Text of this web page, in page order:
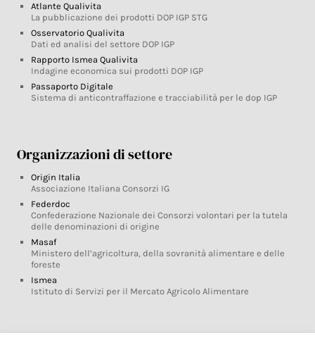
Atlante Qualivita
La pubblicazione dei prodotti DOP IGP STG
Osservatorio Qualivita
Dati ed analisi del settore DOP IGP
Rapporto Ismea Qualivita
Indagine economica sui prodotti DOP IGP
Passaporto Digitale
Sistema di anticontraffazione e tracciabilità per le dop IGP
Organizzazioni di settore
Origin Italia
Associazione Italiana Consorzi IG
Federdoc
Confederazione Nazionale dei Consorzi volontari per la tutela
delle denominazioni di origine
Masaf
Ministero dell’agricoltura, della sovranità alimentare e delle
foreste
Ismea
Istituto di Servizi per il Mercato Agricolo Alimentare